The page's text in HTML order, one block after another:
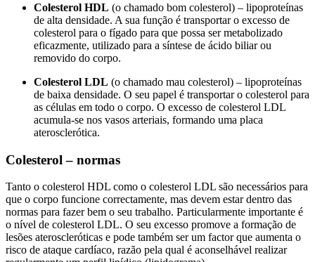
Colesterol HDL (o chamado bom colesterol) – lipoproteínas
de alta densidade. A sua função é transportar o excesso de
colesterol para o fígado para que possa ser metabolizado
eficazmente, utilizado para a síntese de ácido biliar ou
removido do corpo.
Colesterol LDL (o chamado mau colesterol) – lipoproteínas
de baixa densidade. O seu papel é transportar o colesterol para
as células em todo o corpo. O excesso de colesterol LDL
acumula-se nos vasos arteriais, formando uma placa
aterosclerótica.
Colesterol – normas
Tanto o colesterol HDL como o colesterol LDL são necessários para
que o corpo funcione correctamente, mas devem estar dentro das
normas para fazer bem o seu trabalho. Particularmente importante é
o nível de colesterol LDL. O seu excesso promove a formação de
lesões ateroscleróticas e pode também ser um factor que aumenta o
risco de ataque cardíaco, razão pela qual é aconselhável realizar